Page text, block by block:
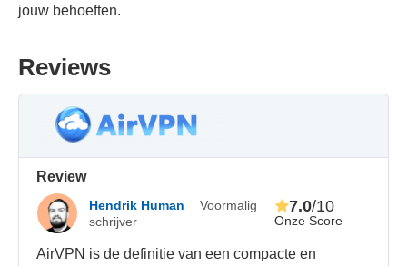
jouw behoeften.
Reviews
Review
Hendrik Human
Voormalig
schrijver
Onze Score
7.0/10
AirVPN is de definitie van een compacte en